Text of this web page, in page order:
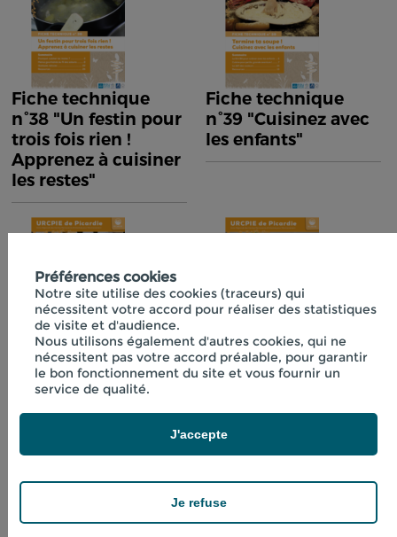
Fiche technique
n°38 "Un festin pour
trois fois rien !
Apprenez à cuisiner
les restes"
Fiche technique
n°39 "Cuisinez avec
les enfants"
Fiche technique
n°40 "Initiation à la
lactofermentation"
Fiche technique
n°41 "Boissons
Préférences cookies
Notre site utilise des cookies (traceurs) qui
nécessitent votre accord pour réaliser des statistiques
de visite et d'audience.
Nous utilisons également d'autres cookies, qui ne
nécessitent pas votre accord préalable, pour garantir
le bon fonctionnement du site et vous fournir un
service de qualité.
Je refuse
J'accepte